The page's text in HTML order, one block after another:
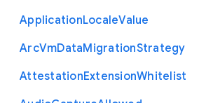
ApplicationLocaleValue
ArcVmDataMigrationStrategy
AttestationExtensionWhitelist